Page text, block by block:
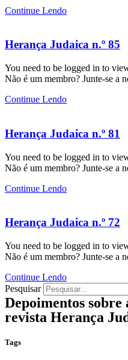
Continue Lendo
Herança Judaica n.º 85
You need to be logged in to
Não é um membro? Junte-se a
Continue Lendo
Herança Judaica n.º 81
You need to be logged in to
Não é um membro? Junte-se a
Continue Lendo
Herança Judaica n.º 72
You need to be logged in to
Não é um membro? Junte-se a
Continue Lendo
Pesquisar
Depoimentos sobre
revista Herança
Tags